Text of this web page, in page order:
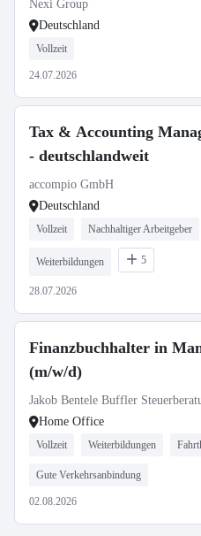
Nexi Group
Deutschland
Vollzeit
24.07.2026
Tax & Accounting
- deutschlandweit
accompio GmbH
Deutschland
Vollzeit Nachhaltiger Arbeitgeber
Weiterbildungen 5
28.07.2026
Finanzbuchhalter in
(m/w/d)
Jakob Bentele Buffler
Home Office
Vollzeit Weiterbildungen
Gute Verkehrsanbindung
02.08.2026